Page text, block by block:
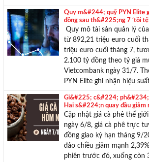
Quy m&#244; quỹ PYN Elite
đồng sau th&#225;ng 7 ‘tồi
Quy mô tài sản quản lý
từ 892,21 triệu euro cuối
triệu euro cuối tháng 7,
2.100 tỷ đồng theo tỷ giá
Vietcombank ngày 31/7.
PYN Elite ghi nhận hiệu
Gi&#225; c&#224;
Hai s&#224;n quay đầu giảm
Cập nhật giá cà phê thế
ngày 6/8, giá cà phê trực
đồng giao kỳ hạn tháng 9/
đảo chiều giảm mạnh
phiên trước đó, xuống còn